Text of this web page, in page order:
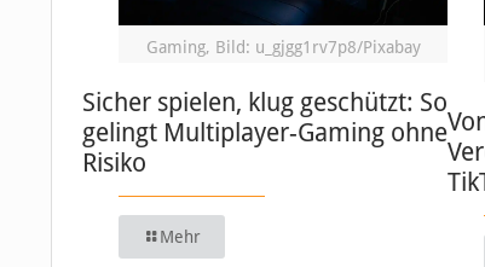
Gaming, Bild: u_gjgg1rv7p8/Pixabay
Sicher spielen, klug geschützt: So
gelingt Multiplayer-Gaming ohne
Risiko
Mehr